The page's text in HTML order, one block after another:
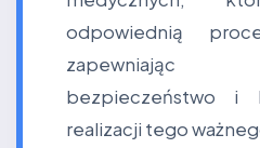
odpowiednią
bezpieczeństwo i
realizacji tego